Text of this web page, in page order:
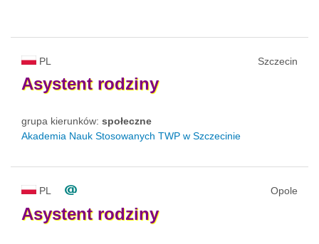
PL Szczecin
Asystent rodziny
grupa kierunków: społeczne
Akademia Nauk Stosowanych TWP w Szczecinie
PL Opole
Asystent rodziny